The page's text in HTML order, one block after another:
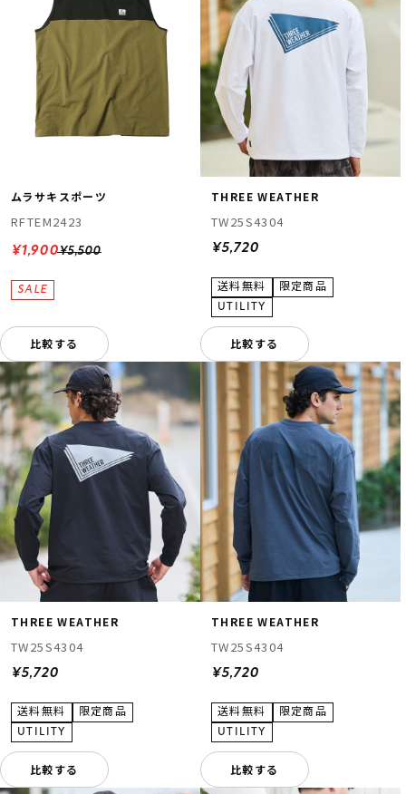
ムラサキスポーツ
RFTEM2423
¥5,500
¥1,900
比較する
THREE WEATHER
TW25S4304
¥5,720
比較する
THREE WEATHER
TW25S4304
¥5,720
比較する
THREE WEATHER
TW25S4304
¥5,720
比較する